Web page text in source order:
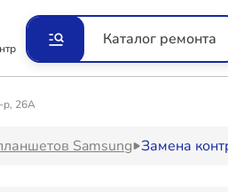
Каталог ремонта
р, 26А
Samsung Замена